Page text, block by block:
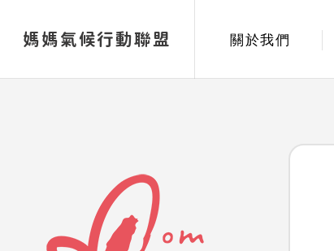
媽媽氣候行動聯盟 關於我們